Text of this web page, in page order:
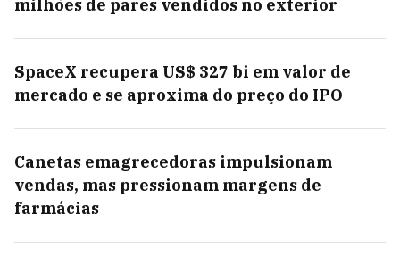
milhões de pares vendidos no exterior
SpaceX recupera US$ 327 bi em valor de
mercado e se aproxima do preço do IPO
Canetas emagrecedoras impulsionam
vendas, mas pressionam margens de
farmácias